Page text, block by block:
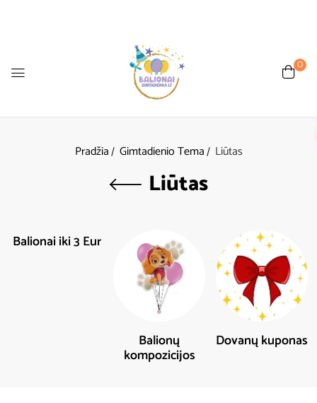
0
Pradžia Gimtadienio Tema Liūtas
Liūtas
Balionai iki 3 Eur
Balionų
kompozicijos
Dovanų kuponas